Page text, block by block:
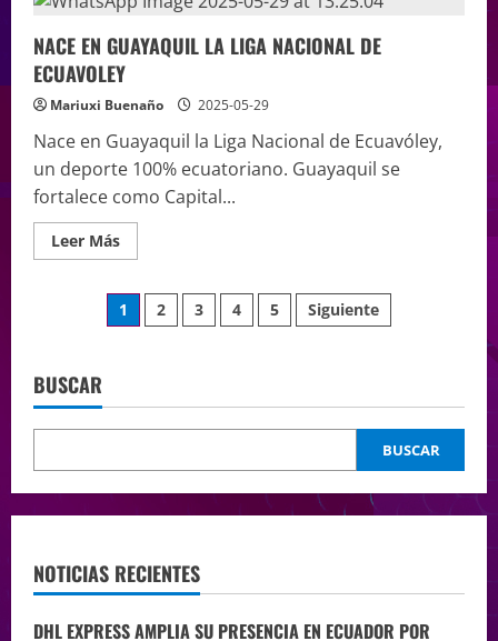
NACE EN GUAYAQUIL LA LIGA NACIONAL DE
ECUAVOLEY
Mariuxi Buenaño 2025-05-29
Nace en Guayaquil la Liga Nacional de Ecuavóley,
un deporte 100% ecuatoriano. Guayaquil se
fortalece como Capital...
Leer Más
1 2 3 4 5 Siguiente
BUSCAR
BUSCAR
NOTICIAS RECIENTES
DHL EXPRESS AMPLIA SU PRESENCIA EN ECUADOR POR